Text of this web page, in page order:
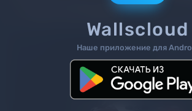
/ 5
Wallscloud
Наше приложение для